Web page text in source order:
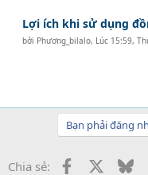
Lợi ích khi sử dụng
bởi Phương_bilalo, Lúc 15:59,
Bạn phải đăng
Chia sẻ: Facebook